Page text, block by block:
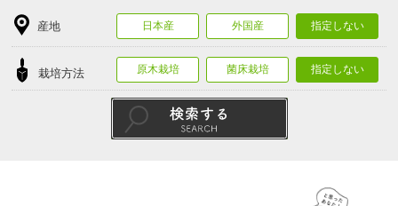
産地 日本産 外国産 指定しない
栽培方法 原木栽培 菌床栽培 指定しない